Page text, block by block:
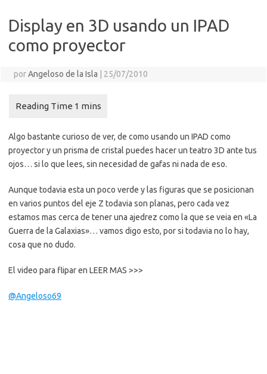
Display en 3D usando un IPAD
como proyector
porAngeloso de la Isla 25/07/2010
Algo bastante curioso de ver, de como usando un IPAD como
proyector y un prisma de cristal puedes hacer un teatro 3D ante tus
ojos… si lo que lees, sin necesidad de gafas ni nada de eso.
Aunque todavia esta un poco verde y las figuras que se posicionan
en varios puntos del eje Z todavia son planas, pero cada vez
estamos mas cerca de tener una ajedrez como la que se veia en «La
Guerra de la Galaxias»… vamos digo esto, por si todavia no lo hay,
cosa que no dudo.
El video para flipar en LEER MAS >>>
@Angeloso69